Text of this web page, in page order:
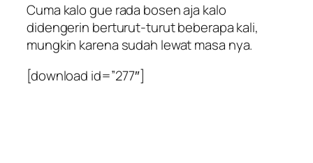
Cuma kalo gue rada bosen aja kalo
didengerin berturut-turut beberapa kali,
mungkin karena sudah lewat masa nya.
[download id=”277″]